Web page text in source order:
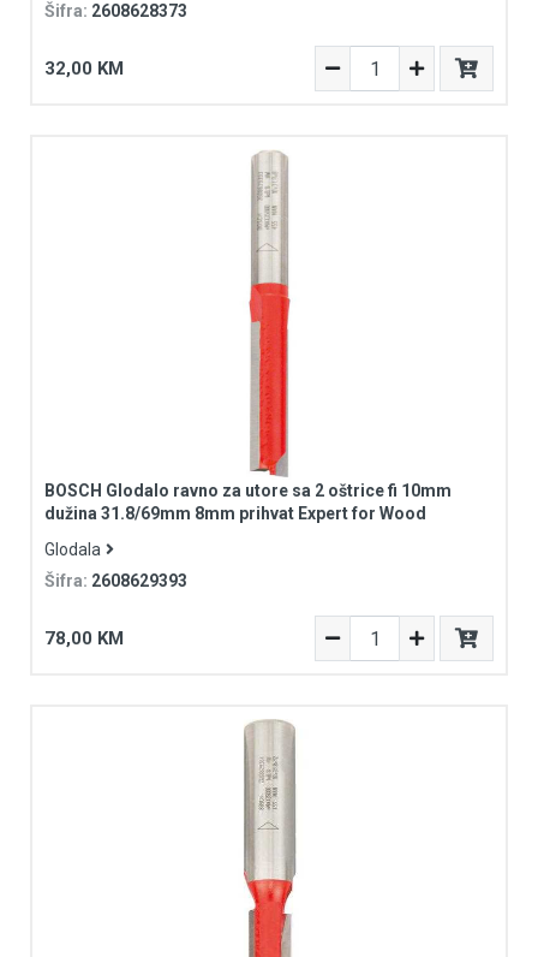
Šifra: 2608628373
32,00 KM
BOSCH Glodalo ravno za utore sa 2 oštrice fi 10mm
dužina 31.8/69mm 8mm prihvat Expert for Wood
Glodala
Šifra: 2608629393
78,00 KM